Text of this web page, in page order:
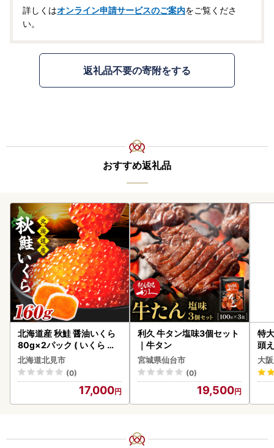
詳しくはオンライン申請サービスのご案内をご覧くださ
い。
返礼品不要の寄附をする
おすすめ返礼品
北海道産 秋鮭 醤油いくら
80g×2パック ( いくら イ
クラ 魚卵 鮭 サケ さけ 鮭い
くら 醤油漬け パック 北海
道産 ふるさと納税 秋鮭 )【
北海道北見市
(0)
17,000
利久 牛タン塩味3個セット
｜牛タン
宮城県仙台市
(0)
19,500
特
頭
大